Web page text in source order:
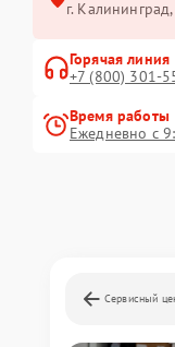
г.
Горячая линия
+7 (800) 301-
Время работы
Ежедневно с
Сервисный